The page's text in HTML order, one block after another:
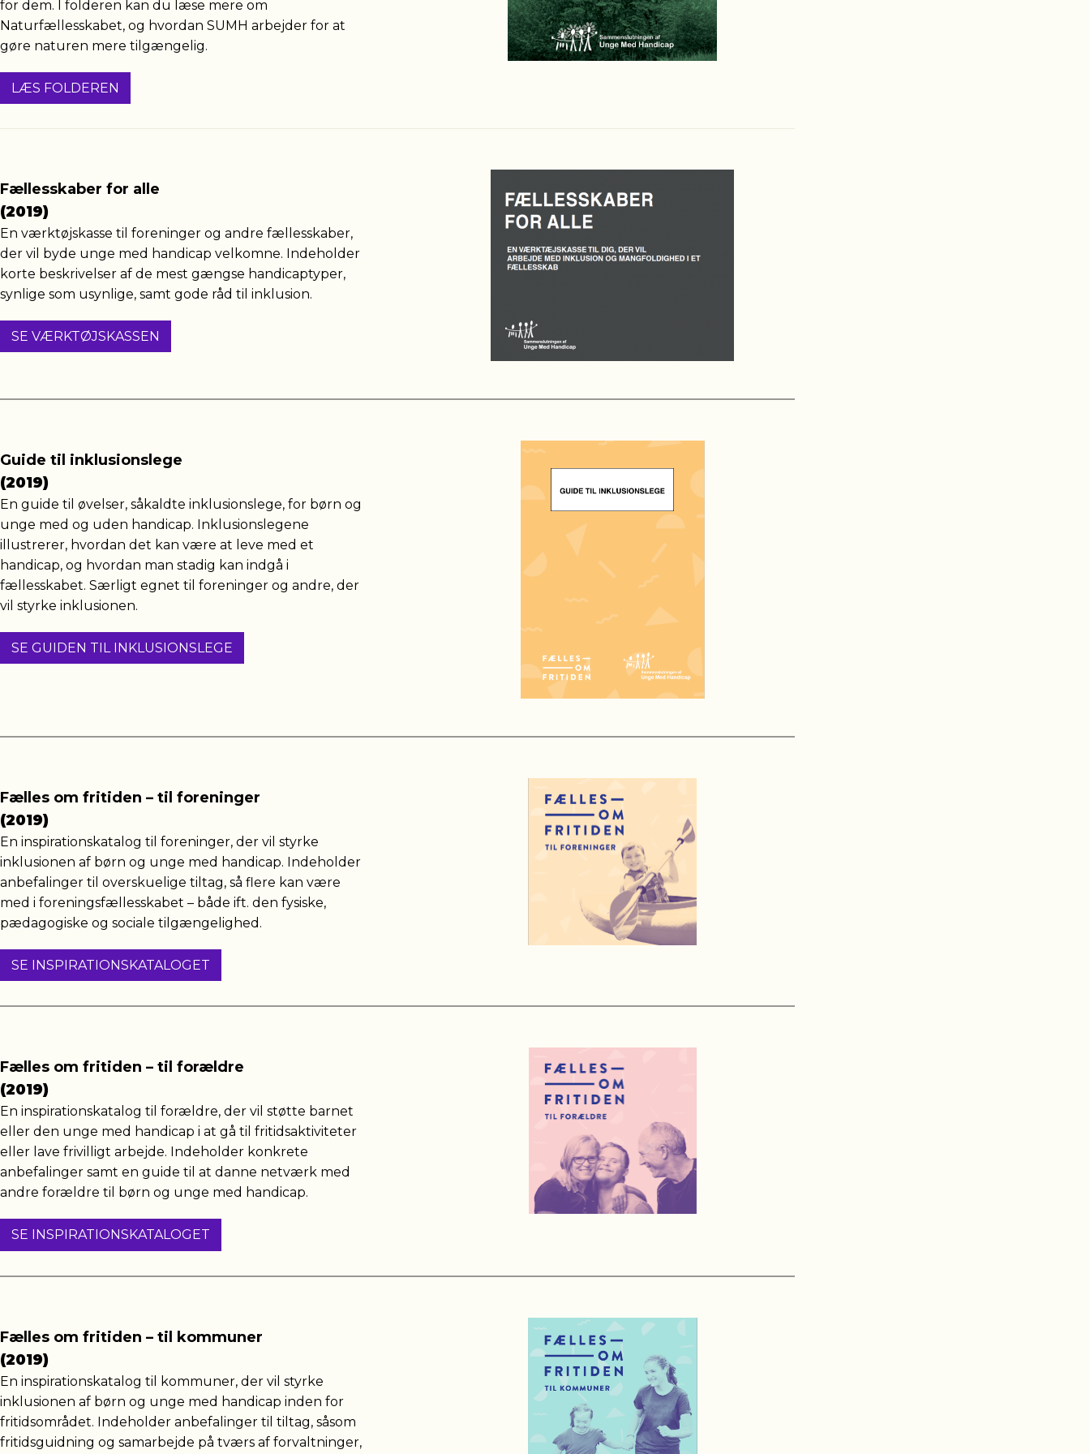
for dem. I folderen kan du læse mere om
Naturfællesskabet, og hvordan SUMH arbejder for at
gøre naturen mere tilgængelig.
LÆS FOLDEREN
Fællesskaber for alle
(2019)
En værktøjskasse til foreninger og andre fællesskaber,
der vil byde unge med handicap velkomne. Indeholder
korte beskrivelser af de mest gængse handicaptyper,
synlige som usynlige, samt gode råd til inklusion.
SE VÆRKTØJSKASSEN
Guide til inklusionslege
(2019)
En guide til øvelser, såkaldte inklusionslege, for børn og
unge med og uden handicap. Inklusionslegene
illustrerer, hvordan det kan være at leve med et
handicap, og hvordan man stadig kan indgå i
fællesskabet. Særligt egnet til foreninger og andre, der
vil styrke inklusionen.
SE GUIDEN TIL INKLUSIONSLEGE
Fælles om fritiden – til foreninger
(2019)
En inspirationskatalog til foreninger, der vil styrke
inklusionen af børn og unge med handicap. Indeholder
anbefalinger til overskuelige tiltag, så flere kan være
med i foreningsfællesskabet – både ift. den fysiske,
pædagogiske og sociale tilgængelighed.
SE INSPIRATIONSKATALOGET
Fælles om fritiden – til forældre
(2019)
En inspirationskatalog til forældre, der vil støtte barnet
eller den unge med handicap i at gå til fritidsaktiviteter
eller lave frivilligt arbejde. Indeholder konkrete
anbefalinger samt en guide til at danne netværk med
andre forældre til børn og unge med handicap.
SE INSPIRATIONSKATALOGET
Fælles om fritiden – til kommuner
(2019)
En inspirationskatalog til kommuner, der vil styrke
inklusionen af børn og unge med handicap inden for
fritidsområdet. Indeholder anbefalinger til tiltag, såsom
fritidsguidning og samarbejde på tværs af forvaltninger,